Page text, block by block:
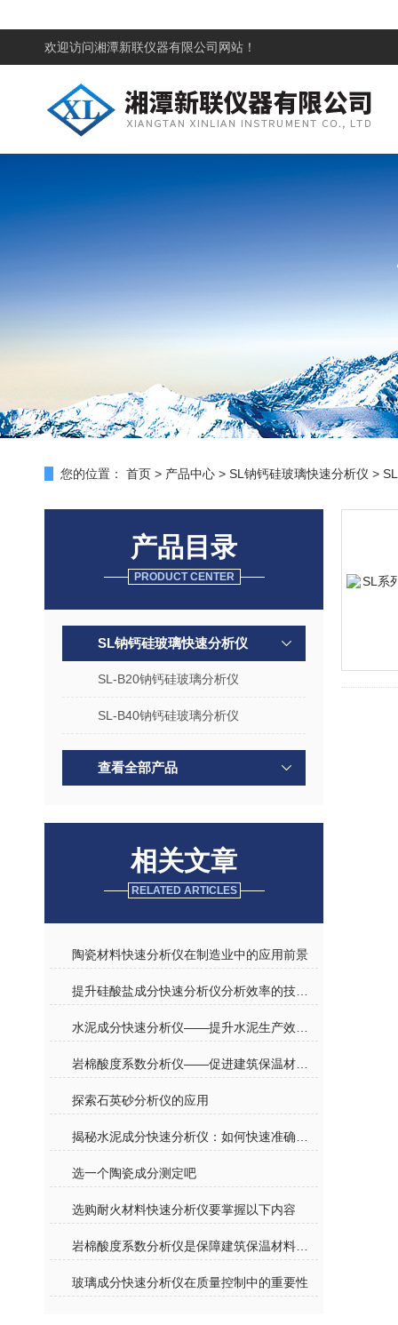
欢迎访问湘潭新联仪器有限公司网站！
您的位置： 首页 > 产品中心 > SL钠钙硅玻璃快速分析仪 >
产品目录
PRODUCT CENTER
SL钠钙硅玻璃快速分析仪
SL-B20钠钙硅玻璃分析仪
SL-B40钠钙硅玻璃分析仪
查看全部产品
相关文章
RELATED ARTICLES
陶瓷材料快速分析仪在制造业中的应用前景
探索石英砂分析仪的应用
选一个陶瓷成分测定吧
选购耐火材料快速分析仪要掌握以下内容
玻璃成分快速分析仪在质量控制中的重要性